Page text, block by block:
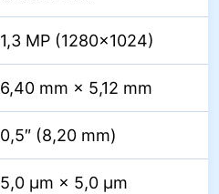
1,3 MP (1280×1024)
6,40 mm × 5,12 mm
0,5″ (8,20 mm)
5,0 µm × 5,0 µm